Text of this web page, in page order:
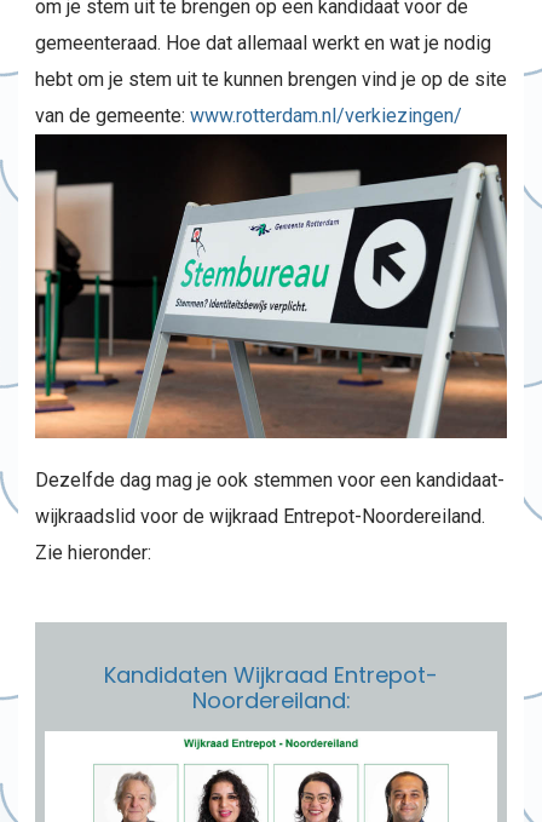
om je stem uit te brengen op een kandidaat voor de
gemeenteraad. Hoe dat allemaal werkt en wat je nodig
hebt om je stem uit te kunnen brengen vind je op de site
van de gemeente: www.rotterdam.nl/verkiezingen/
Dezelfde dag mag je ook stemmen voor een kandidaat-
wijkraadslid voor de wijkraad Entrepot-Noordereiland.
Zie hieronder:
Kandidaten Wijkraad Entrepot-
Noordereiland: